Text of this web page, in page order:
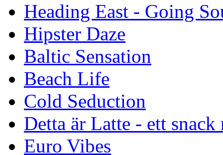
Heading East - Going
Hipster Daze
Baltic Sensation
Beach Life
Cold Seduction
Detta är Latte - ett
Euro Vibes